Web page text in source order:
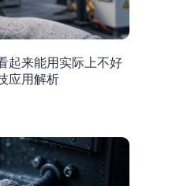
起来能用实际上不好
应用解析